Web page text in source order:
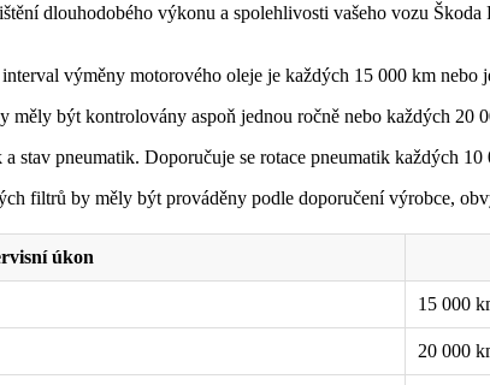
dlouhodobého výkonu a spolehlivosti vašeho vozu
výměny motorového oleje je každých 15 000 km
měly být kontrolovány aspoň jednou ročně nebo každých 20
stav pneumatik. Doporučuje se rotace pneumatik každých
filtrů by měly být prováděny podle doporučení výrobce,
úkon
15 000
20 000